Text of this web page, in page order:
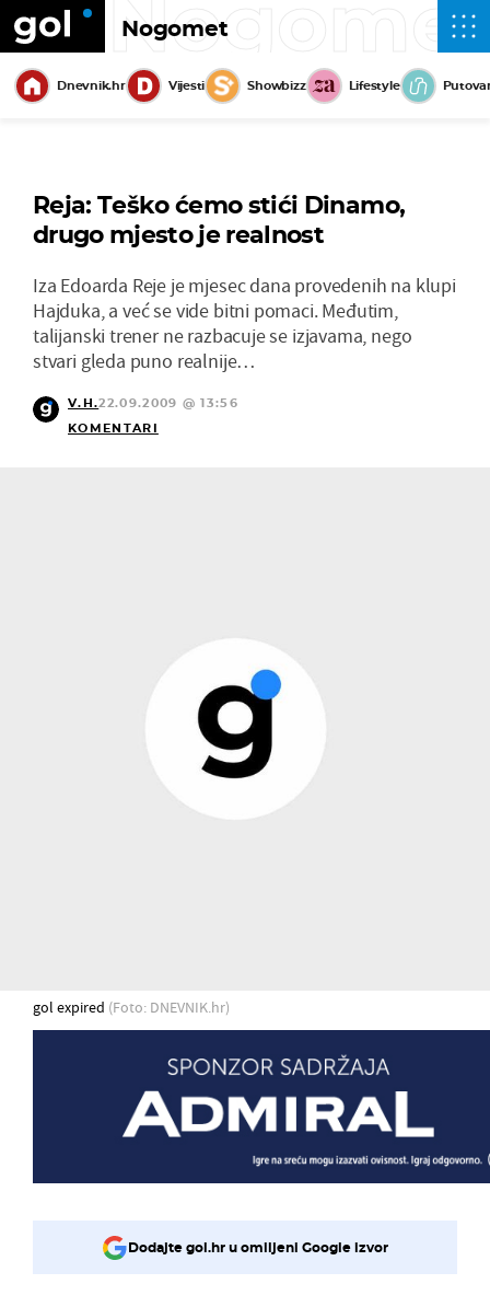
Nogomet
Dnevnik.hr Vijesti Showbizz Lifestyle
Reja: Teško ćemo stići Dinamo,
drugo mjesto je realnost
Iza Edoarda Reje je mjesec dana provedenih na klupi
Hajduka, a već se vide bitni pomaci. Međutim,
talijanski trener ne razbacuje se izjavama, nego
stvari gleda puno realnije…
V.H.22.09.2009 @ 13:56
KOMENTARI
gol expired (Foto: DNEVNIK.hr)
Dodajte gol.hr u omiljeni Google izvor